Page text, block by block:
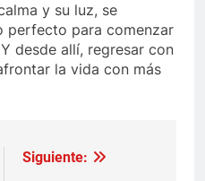
y su luz, se
perfecto para comenzar
desde allí, regresar con
la vida con más
Siguiente: